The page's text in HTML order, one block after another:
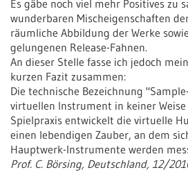
Es gäbe noch viel mehr Positives zu
wunderbaren Mischeigenschaften
räumliche Abbildung der Werke
gelungenen Release-Fahnen.
An dieser Stelle fasse ich jedoch
kurzen Fazit zusammen:
Die technische Bezeichnung
virtuellen Instrument in keiner
Spielpraxis entwickelt die virtuelle
einen lebendigen Zauber, an dem
Hauptwerk-Instrumente werden
Prof. C. Börsing, Deutschland, 12/